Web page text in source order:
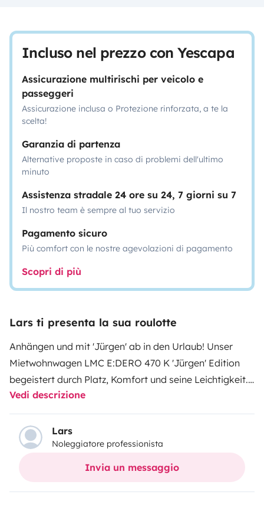
Incluso nel prezzo con Yescapa
Assicurazione multirischi per veicolo e
passeggeri
Assicurazione inclusa o Protezione rinforzata, a te la
scelta!
Garanzia di partenza
Alternative proposte in caso di problemi dell'ultimo
minuto
Assistenza stradale 24 ore su 24, 7 giorni su 7
Il nostro team è sempre al tuo servizio
Pagamento sicuro
Più comfort con le nostre agevolazioni di pagamento
Scopri di più
Lars ti presenta la sua roulotte
Anhängen und mit 'Jürgen' ab in den Urlaub! Unser
Mietwohnwagen LMC E:DERO 470 K 'Jürgen' Edition
begeistert durch Platz, Komfort und seine Leichtigkeit.
Seine maximale technische Gesamtmasse von 1100kg
lässt nahezu jedes Auto zum Zugfahrzeug werden.
Ideal auch für Elektro-Autos.
Familie oder zu Zweit mit Hund viel Platz und Komfort
sind an Bord. 'Jürgen' der LMC E:DERO 470K bietet ein
Doppelstockbett mit zwei vollwertigen Schlafplätzen
Vedi descrizione
Lars
Noleggiatore professionista
Invia un messaggio